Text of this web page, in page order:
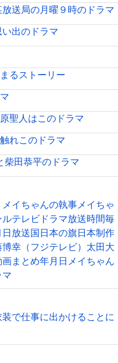
放送局の月曜９時のドラマ
い出のドラマ
るストーリー
聖人はこのドラマ
れこのドラマ
柴田恭平のドラマ
イちゃんの執事メイちゃ
テレビドラマ放送時間毎
放送国日本の旗日本制作
幸（フジテレビ）太田大
画まとめ年月日メイちゃん
マ
で仕事に出かけることに